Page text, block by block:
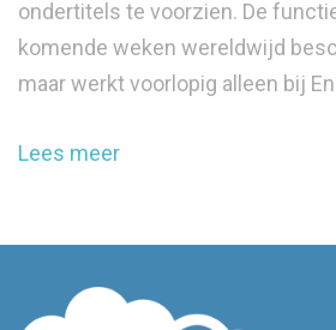
ondertitels te voorzien. De
komende weken wereldwijd
maar werkt voorlopig alleen bij
Lees meer